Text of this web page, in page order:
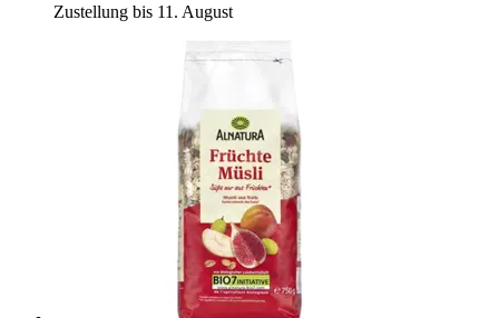
Zustellung bis 11. August